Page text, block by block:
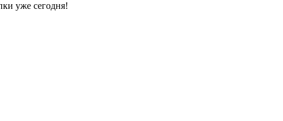
уже сегодня!